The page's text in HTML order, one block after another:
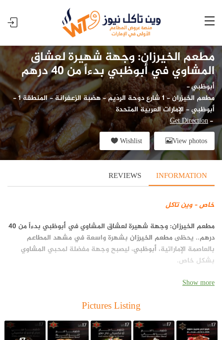
مطعم الخيرزان: وجهة شهيرة لعشاق
المشاوي في أبوظبي بدءاً من 40 درهم
أبوظبي-
مطعم الخيزران - 1 شارع دوحة الرِدَيم - هضبة الزعفرانة - المنطقة 1 -
أبوظبي - الإمارات العربية المتحدة
-
Get Direction
View photos
Wishlist
INFORMATION
REVIEWS
خاص – وين تاكل
مطعم الخيرزان: وجهة شهيرة لعشاق المشاوي في أبوظبي بدءاً من 40
درهم.. يحظىمطعم الخيرزان بشهرة واسعة في مشهد المطاعم
بالعاصمة الإماراتية، أبوظبي، ليصبح وجهة مفضلة لمحبي المشاوي
بشكل خاص.
Show more
Pictures Listing